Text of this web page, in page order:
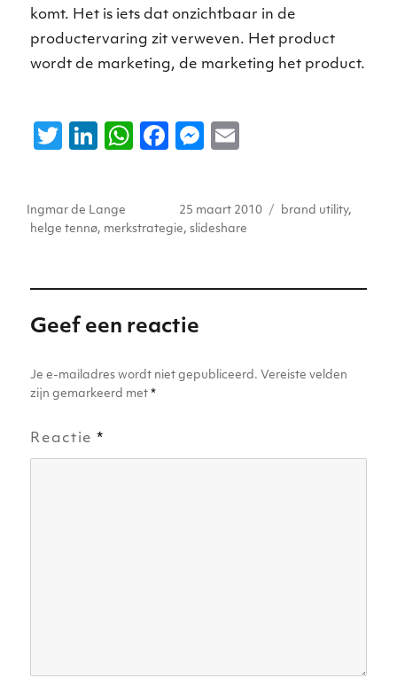
komt. Het is iets dat onzichtbaar in de
productervaring zit verweven. Het product
wordt de marketing, de marketing het product.
T
te
Li
e
W
ts
F
e
k
M
e
l
Auteur
Ingmar de Lange
Geplaatst
op
25 maart 2010 Tags
brand utility,
helge tennø, merkstrategie,slideshare
Geef een reactie
Je e-mailadres wordt niet gepubliceerd. Vereiste velden
zijn gemarkeerd met*
Reactie*